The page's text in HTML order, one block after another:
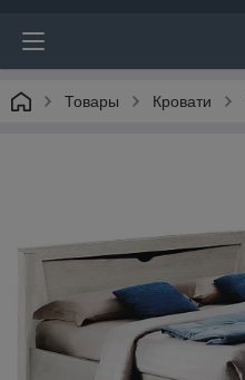
Товары Кровати